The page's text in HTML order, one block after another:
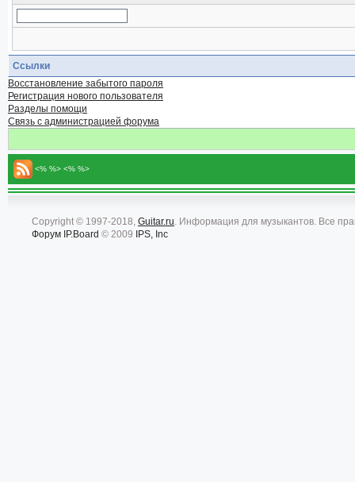
Ссылки
Восстановление забытого пароля
Регистрация нового пользователя
Разделы помощи
Связь с администрацией форума
<% %> <% %>
Copyright © 1997-2018, Guitar.ru. Информация для музыкантов. Все
Форум IP.Board © 2009 IPS, Inc